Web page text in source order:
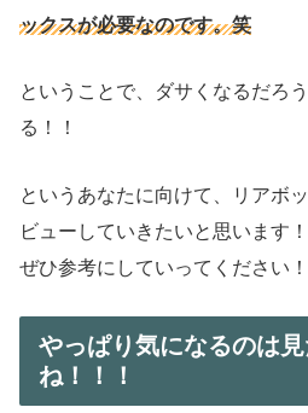
ックスが必要なのです。笑
ということで、ダサくなるだろ
る！！
というあなたに向けて、リアボ
ビューしていきたいと思います！
ぜひ参考にしていってください！
やっぱり気になるのは
ね！！！